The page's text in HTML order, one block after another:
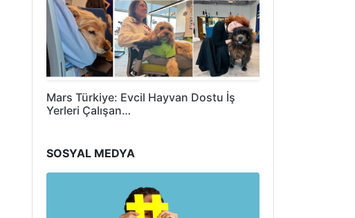
Mars Türkiye: Evcil Hayvan Dostu İş
Yerleri Çalışan…
SOSYAL MEDYA